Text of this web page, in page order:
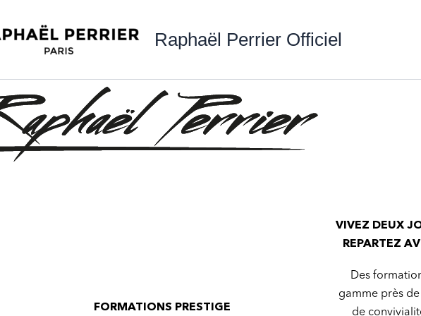
Raphaël Perrier Officiel
FORMATIONS PRESTIGE
VIVEZ DEUX
REPARTEZ
Des
gamme près
de